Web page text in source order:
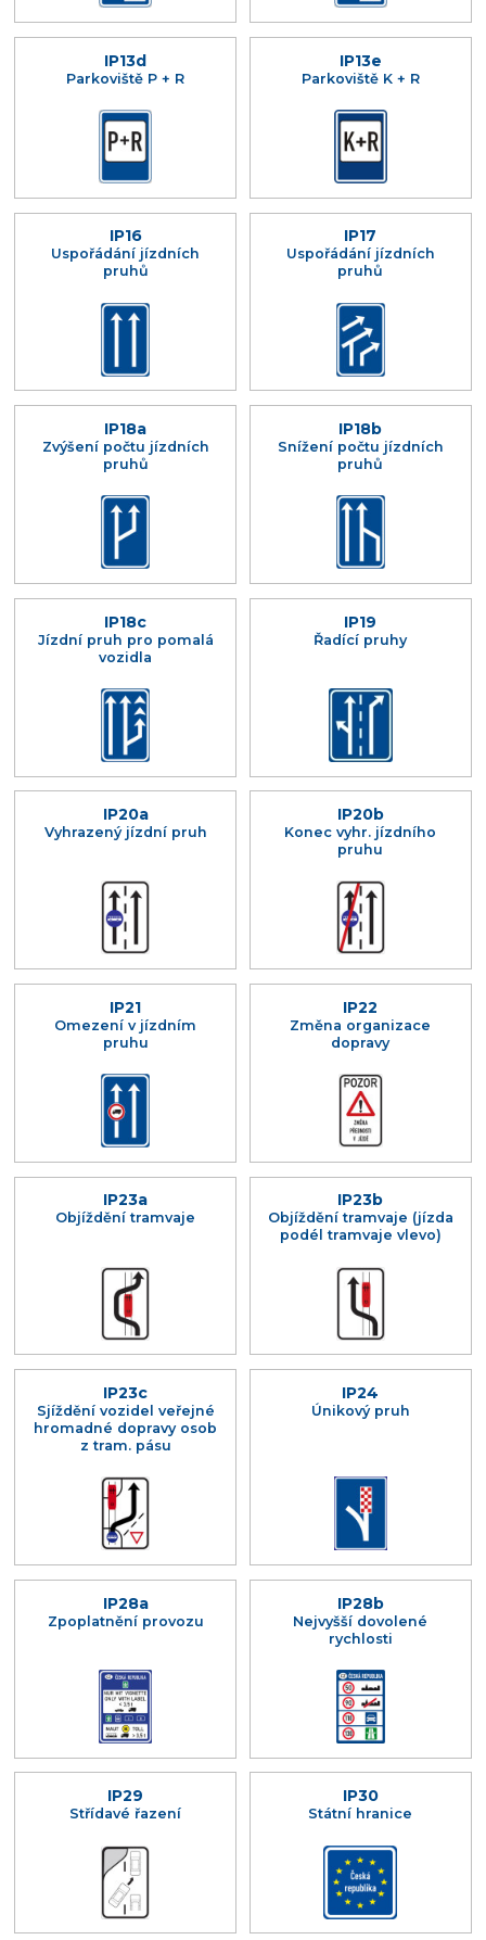
IP13d
Parkoviště P + R
IP13e
Parkoviště K + R
IP16
Uspořádání jízdních
pruhů
IP17
Uspořádání jízdních
pruhů
IP18a
Zvýšení počtu jízdních
pruhů
IP18b
Snížení počtu jízdních
pruhů
IP18c
Jízdní pruh pro pomalá
vozidla
IP19
Řadící pruhy
IP20a
Vyhrazený jízdní pruh
IP20b
Konec vyhr. jízdního
pruhu
IP21
Omezení v jízdním
pruhu
IP22
Změna organizace
dopravy
IP23a
Objíždění tramvaje
IP23b
Objíždění tramvaje (jízda
podél tramvaje vlevo)
IP23c
Sjíždění vozidel veřejné
hromadné dopravy osob
z tram. pásu
IP24
Únikový pruh
IP28a
Zpoplatnění provozu
IP28b
Nejvyšší dovolené
rychlosti
IP29
Střídavé řazení
IP30
Státní hranice